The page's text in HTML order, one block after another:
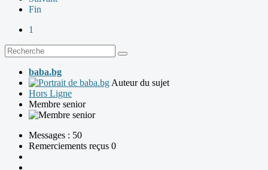
Fin
1
baba.bg
Auteur du sujet
Hors Ligne
Membre senior
Messages : 50
Remerciements reçus 0